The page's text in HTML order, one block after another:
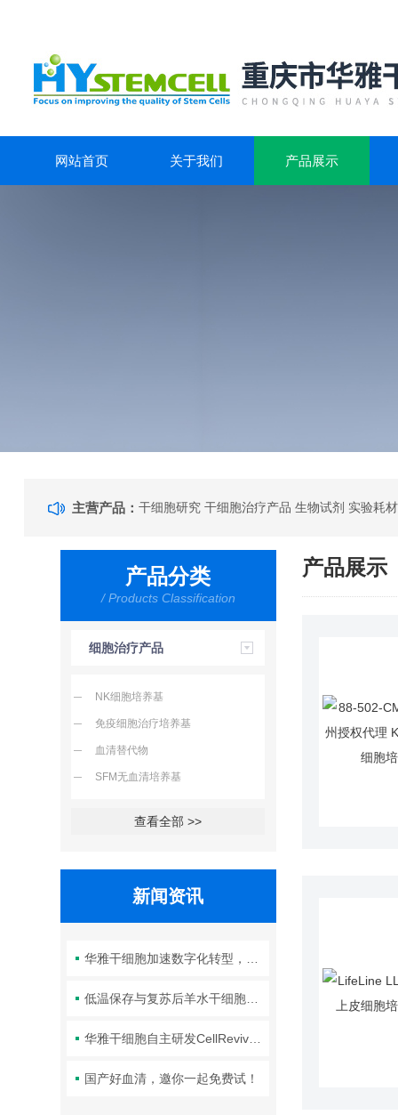
网站首页 关于我们 产品展示
主营产品：干细胞研究 干细胞治疗产品 生物试剂 实验耗
产品分类
/ Products Classification
细胞治疗产品
NK细胞培养基
免疫细胞治疗培养基
血清替代物
SFM无血清培养基
查看全部 >>
新闻资讯
低温保存与复苏后羊水干细胞培养基的选择要点：维持细胞活性的关键因素
华雅干细胞自主研发CellRevive Supplement细胞急救万能添加剂正式开售
国产好血清，邀你一起免费试！
产品展示